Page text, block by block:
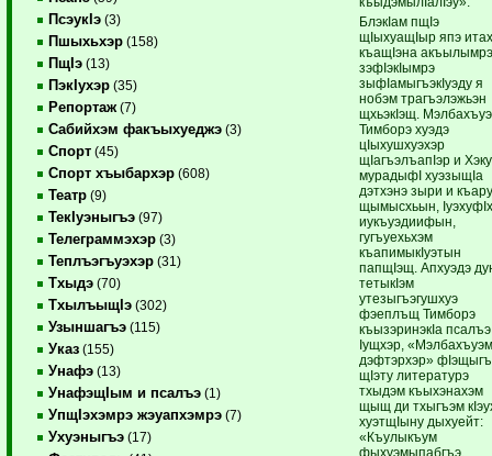
ПсэукIэ (3)
Пшыхьхэр (158)
ПщIэ (13)
ПэкIухэр (35)
Репортаж (7)
Сабийхэм факъыхуеджэ (3)
Спорт (45)
Спорт хъыбархэр (608)
Театр (9)
ТекIуэныгъэ (97)
Телеграммэхэр (3)
Теплъэгъуэхэр (31)
Тхыдэ (70)
ТхылъыщIэ (302)
Узыншагъэ (115)
Указ (155)
Унафэ (13)
УнафэщIым и псалъэ (1)
УпщIэхэмрэ жэуапхэмрэ (7)
Ухуэныгъэ (17)
БлэкIам пщIэ
щIыхуащIыр япэ
къащIэна
зэфIэкIымрэ
зыфIамыгъэкIуэду я
нобэм трагъэлэжьэн
щхьэкIэщ. Мэлбахъуэ
Тимборэ хуэдэ
цIыхушхуэхэр
щIагъэлъапIэр и
мурадыфI хуэзыщIа
дэтхэнэ зыри и
щымысхьын,
иукъуэдиифын,
гугъуехьхэм
къапимыкIуэтын
папщIэщ. Апхуэдэ
тетыкIэм
утезыгъэгушхуэ
фэеплъщ Тимборэ
къызэринэкIа псалъэ
Iущхэр,
дэфтэрхэр»
щIэту литературэ
тхыдэм къыхэнахэм
щыщ ди тхыгъэм
хуэтщIыну дыхуейт:
«Къулыкъум
фыхуэмыпабгъэ,